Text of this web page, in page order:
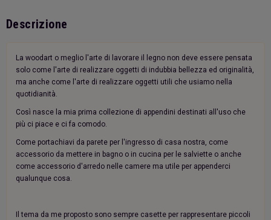
Descrizione
La woodart o meglio l'arte di lavorare il legno non deve essere pensata
solo come l'arte di realizzare oggetti di indubbia bellezza ed originalità,
ma anche come l'arte di realizzare oggetti utili che usiamo nella
quotidianità.
Così nasce la mia prima collezione di appendini destinati all'uso che
più ci piace e ci fa comodo.
Come portachiavi da parete per l'ingresso di casa nostra, come
accessorio da mettere in bagno o in cucina per le salviette o anche
come accessorio d'arredo nelle camere ma utile per appenderci
qualunque cosa.
Il tema da me proposto sono sempre casette per rappresentare piccoli